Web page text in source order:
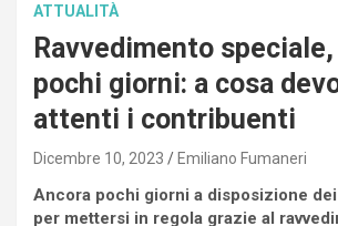
ATTUALITÀ
Ravvedimento
pochi giorni: a cosa
attenti i contribuenti
Dicembre 10, 2023 Emiliano Fumaneri
Ancora pochi giorni a disposizione
per mettersi in regola grazie al